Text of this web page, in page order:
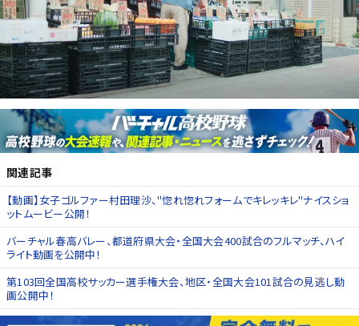
関連記事
【動画】女子ゴルファー村田理沙、"惚れ惚れフォームでキレッキレ"ナイスショ
ットムービー公開！
バーチャル春高バレー、都道府県大会・全国大会400試合のフルマッチ、ハイ
ライト動画を公開中！
第103回全国高校サッカー選手権大会、地区・全国大会101試合の見逃し動
画公開中！